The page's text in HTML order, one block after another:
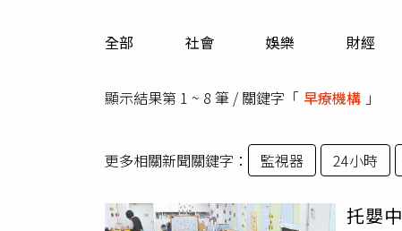
全部 社會 娛樂 財經
顯示結果第 1 ~ 8 筆 / 關鍵字「 早療機構 」
更多相關新聞關鍵字： 監視器 24小時
托嬰